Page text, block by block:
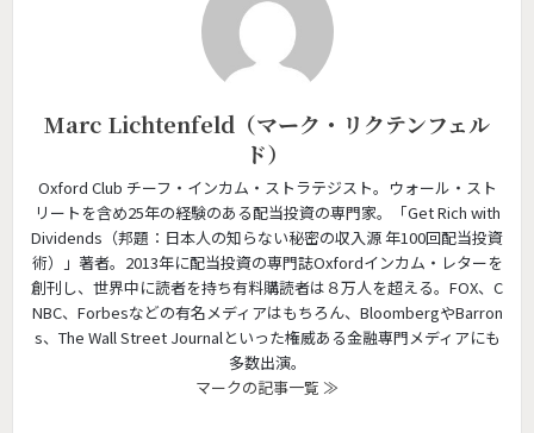
Marc Lichtenfeld（マーク・リクテンフェル
ド）
Oxford Club チーフ・インカム・ストラテジスト。ウォール・スト
リートを含め25年の経験のある配当投資の専門家。「Get Rich with
Dividends（邦題：日本人の知らない秘密の収入源 年100回配当投資
術）」著者。2013年に配当投資の専門誌Oxfordインカム・レターを
創刊し、世界中に読者を持ち有料購読者は８万人を超える。FOX、C
NBC、Forbesなどの有名メディアはもちろん、BloombergやBarron
s、The Wall Street Journalといった権威ある金融専門メディアにも
多数出演。
マークの記事一覧 ≫